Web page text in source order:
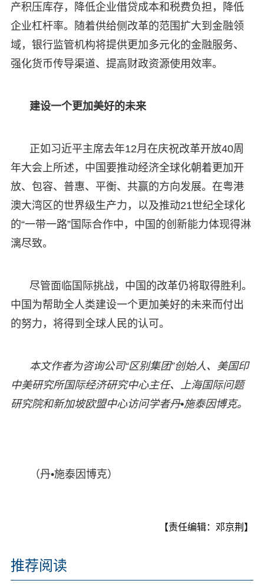
产积压库存，降低企业借贷成本和税费负担，降低
企业杠杆率。随着供给侧改革的范围扩大到金融领
域，银行监管机构将提供更加多元化的金融服务、
强化货币传导渠道、提高财政资源使用效率。
建设一个更加美好的未来
正如习近平主席去年12月在庆祝改革开放40周
年大会上所述，中国要推动经济全球化朝着更加开
放、包容、普惠、平衡、共赢的方向发展。在粤港
澳大湾区的世界级生产力，以及推动21世纪全球化
的“一带一路”国际合作中，中国的创新能力体现得淋
漓尽致。
尽管面临国际挑战，中国的改革仍将取得胜利。
中国为帮助全人类建设一个更加美好的未来而付出
的努力，将得到全球人民的认可。
本文作者为咨询公司“区别集团”创始人、美国印
中美研究所国际经济研究中心主任、上海国际问题
研究院和新加坡欧盟中心访问学者丹•施泰因博克。
（丹•施泰因博克）
【责任编辑：邓京荆】
推荐阅读